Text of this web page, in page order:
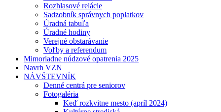
Rozhlasové relácie
Sadzobník správnych poplatkov
Úradná tabuľa
Úradné hodiny
Verejné obstarávanie
Voľby a referendum
Mimoriadne núdzové opatrenia 2025
Navrh VZN
NÁVŠTEVNÍK
Denné centrá pre seniorov
Fotogaléria
Keď rozkvitne mesto (apríl 2024)